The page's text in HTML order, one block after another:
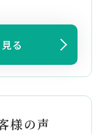
る
様の声